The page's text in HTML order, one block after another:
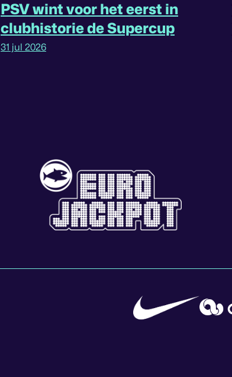
PSV wint voor het eerst in
clubhistorie de Supercup
31 jul 2026